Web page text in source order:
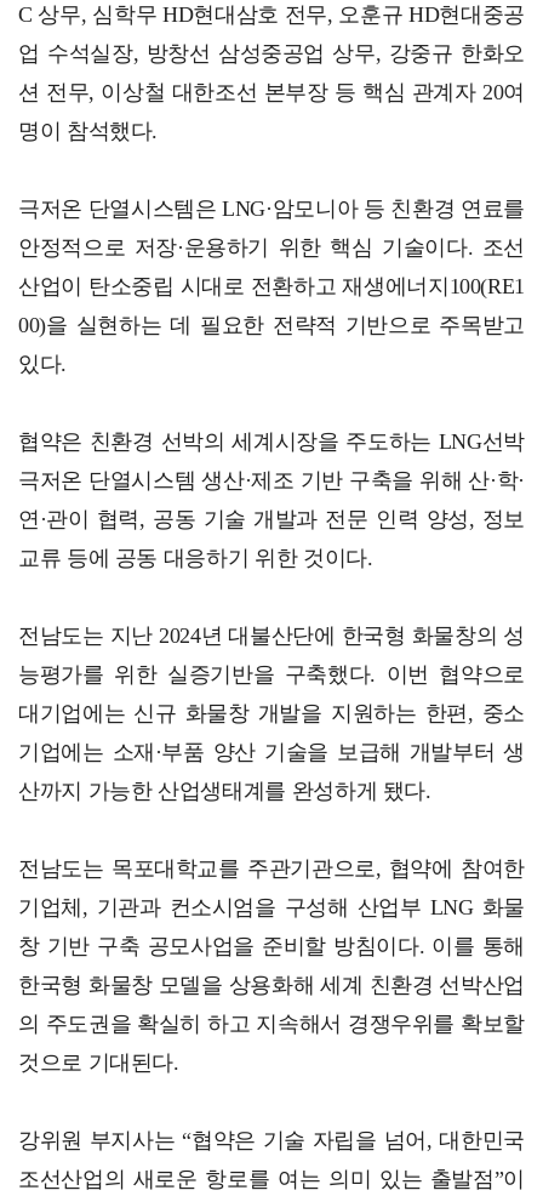
C 상무, 심학무 HD현대삼호 전무, 오훈규 HD현대중공
업 수석실장, 방창선 삼성중공업 상무, 강중규 한화오
션 전무, 이상철 대한조선 본부장 등 핵심 관계자 20여
명이 참석했다.
극저온 단열시스템은 LNG·암모니아 등 친환경 연료를
안정적으로 저장·운용하기 위한 핵심 기술이다. 조선
산업이 탄소중립 시대로 전환하고 재생에너지100(RE1
00)을 실현하는 데 필요한 전략적 기반으로 주목받고
있다.
협약은 친환경 선박의 세계시장을 주도하는 LNG선박
극저온 단열시스템 생산·제조 기반 구축을 위해 산·학·
연·관이 협력, 공동 기술 개발과 전문 인력 양성, 정보
교류 등에 공동 대응하기 위한 것이다.
전남도는 지난 2024년 대불산단에 한국형 화물창의 성
능평가를 위한 실증기반을 구축했다. 이번 협약으로
대기업에는 신규 화물창 개발을 지원하는 한편, 중소
기업에는 소재·부품 양산 기술을 보급해 개발부터 생
산까지 가능한 산업생태계를 완성하게 됐다.
전남도는 목포대학교를 주관기관으로, 협약에 참여한
기업체, 기관과 컨소시엄을 구성해 산업부 LNG 화물
창 기반 구축 공모사업을 준비할 방침이다. 이를 통해
한국형 화물창 모델을 상용화해 세계 친환경 선박산업
의 주도권을 확실히 하고 지속해서 경쟁우위를 확보할
것으로 기대된다.
강위원 부지사는 “협약은 기술 자립을 넘어, 대한민국
조선산업의 새로운 항로를 여는 의미 있는 출발점”이